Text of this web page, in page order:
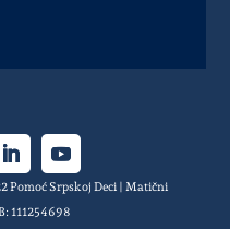
Pomoć Srpskoj Deci | Matični
111254698